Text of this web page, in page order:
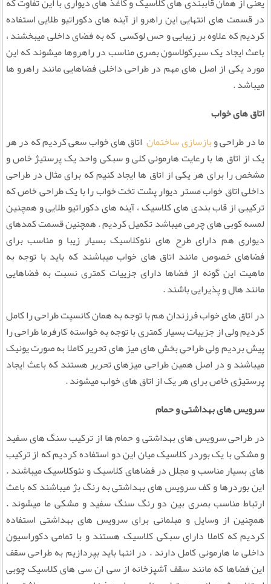
در قسمت های انتهایی این راهرو از آینه های دکوراتیو طلایی استفاده
کردیم که علاوه بر زیبایی و حس لوکسی که به فضای داخلی میبخشند ،
باعث ایجاد یک سیرکولاسون بصری مناسب در راهروها میشوند که این
مورد یکی از اصل های مهم در طراحی داخلی فضاهایی مانند راهرو ها
میباشد .
اتاق های خواب
ما در طراحی وبازسازی ساختماناتاق های خواب سعی کردیم که در هر
یک از اتاق ها با رعایت هارمونی کلی و سبکی واحد یک پرستیژ خاص و
مشخص را برای هر یکی از اتاق ها ایجاد کنیم که برای مثال در طراحی
داخلی اتاق خواب مستر دیوار پشت تخت خواب را با یک طراحی خاص که
ترکیبی از قاب بندی های کلاسیک ، آینه های دکوراتیو طلایی و همچنین
لمسه کوبی های چرمی میباشد تکمیل کردیم . همچنین قسمت کمدهای
دیواری هم دارای طرح های نئوکلاسیک بسیار زیبا و مناسب برای
فضاهای خصوص مانند اتاق های خواب میباشند که باید با توجه به
ماهیت این گونه از فضاها دارای جزییات کمتری نسبت به فضاهایی
مانند هال و پذیرایی باشند .
در اتاق های خواب فرزندان هم با توجه به همان کانسپت طراحی را کامل
کردیم ولی از جزییات بسیار کمتری با توجه به خواسته کارفرما طراحی را
پیش بردیم ولی طراحی بخش های میز های تحریر کاملا به صورت یونیک
میباشند و در اصل همین طراحی میزهای تحریر هستند که باعث ایجاد
پرستیژی خاص برای هر یک از اتاق های خواب میشوند .
سرویس های بهداشتی و حمام
در طراحی سرویس های بهداشتی و حمام ها از ترکیب سنگ های سفید
و مشکی با یک بوردر کلاسیک میان این دو استفاده کردیم که از ترکیب
های بسیار مناسب و مجلل در فضاهای کلاسیک و نئوکلاسیک میباشند .
این بوردرها و کف سرویس های بهداشتی به رنگ بژ میباشند که باعث
ارتباط مناسب بصری بین دو رنگ سنگ سفید و مشکی ما میشوند .
همچنین از وسایل و مبلمانی برای سرویس های بهداشتی استفاده
کردیم که کاملا دارای سبکی کلاسیک هستند و با تمامی دکوراسیون
داخلی ما هارمونی کامل دارند . در انتها باید بپردازیم به طراحی سقف
این فضاها که مانند سقف آشپزخانه از سی ان سی های کلاسیک چوبی